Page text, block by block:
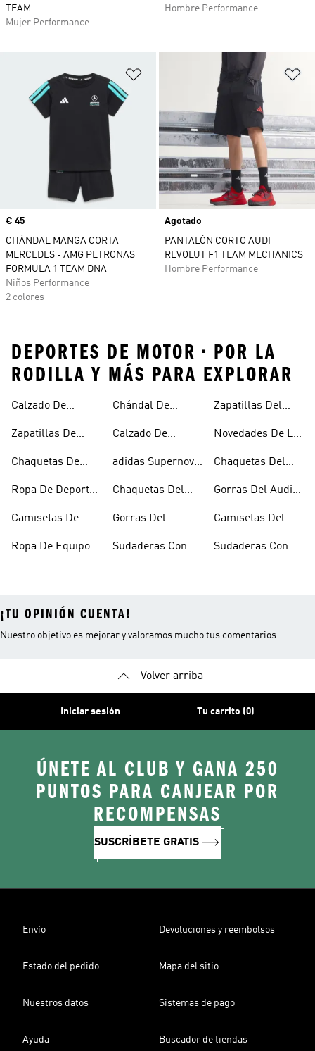
TEAM
Mujer Performance
Hombre Performance
Añadir a la lista de deseos
Precio
€ 45
CHÁNDAL MANGA CORTA
MERCEDES - AMG PETRONAS
FORMULA 1 TEAM DNA
Niños Performance
2 colores
Agotado
PANTALÓN CORTO AUDI
REVOLUT F1 TEAM MECHANICS
Hombre Performance
DEPORTES DE MOTOR • POR LA
RODILLA Y MÁS PARA EXPLORAR
Calzado De
Motor
Zapatillas De
Motor
Chaquetas De
Motor
Ropa De Deportes
Camisetas De
Motor
Ropa De Equipos
Motor
Chándal De
Motor Infantil
Calzado De
Motor Para
Hombre
adidas Supernova
Motor
Chaquetas Del
Petronas F1 Team
Gorras Del
Petronas F1 Team
Sudaderas Con
Mercedes-amg
Petronas F1 Team
Zapatillas Del
Petronas F1 Team
Novedades De La
Deportes De
Motor
Chaquetas Del
Team
Gorras Del Audi
Camisetas Del
Team
Sudaderas Con
¡TU OPINIÓN CUENTA!
Nuestro objetivo es mejorar y valoramos mucho tus comentarios.
Volver arriba
Iniciar sesión Tu carrito (0)
ÚNETE AL CLUB Y GANA 250
PUNTOS PARA CANJEAR POR
RECOMPENSAS
SUSCRÍBETE GRATIS
Envío Devoluciones y reembolsos
Estado del pedido Mapa del sitio
Nuestros datos Sistemas de pago
Ayuda Buscador de tiendas